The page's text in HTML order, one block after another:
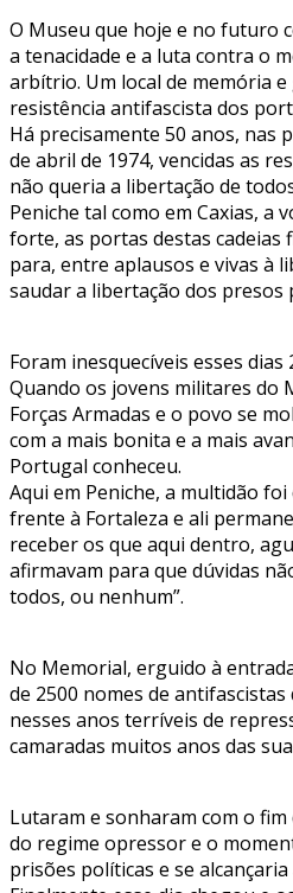
O Museu que hoje e no futuro
a tenacidade e a luta contra o
arbítrio. Um local de memória
resistência antifascista dos
Há precisamente 50 anos, nas
de abril de 1974, vencidas as
não queria a libertação de
Peniche tal como em Caxias, a
forte, as portas destas cadeias
para, entre aplausos e vivas à
saudar a libertação dos presos
Foram inesquecíveis esses dias
Quando os jovens militares do
Forças Armadas e o povo se
com a mais bonita e a mais
Portugal conheceu.
Aqui em Peniche, a multidão
frente à Fortaleza e ali
receber os que aqui dentro,
afirmavam para que dúvidas
todos, ou nenhum”.
No Memorial, erguido à
de 2500 nomes de
nesses anos terríveis de
camaradas muitos anos das
Lutaram e sonharam com o
do regime opressor e o
prisões políticas e se